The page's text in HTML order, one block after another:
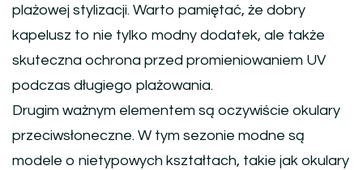
plażowej stylizacji. Warto pamiętać, że dobry
kapelusz to nie tylko modny dodatek, ale także
skuteczna ochrona przed promieniowaniem UV
podczas długiego plażowania.
Drugim ważnym elementem są oczywiście okulary
przeciwsłoneczne. W tym sezonie modne są
modele o nietypowych kształtach, takie jak okulary